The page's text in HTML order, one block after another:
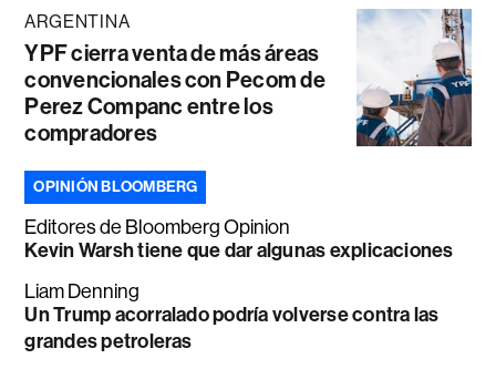
ARGENTINA
YPF cierra venta de más áreas
convencionales con Pecom de
Perez Companc entre los
compradores
OPINIÓN BLOOMBERG
Editores de Bloomberg Opinion
Kevin Warsh tiene que dar algunas explicaciones
Liam Denning
Un Trump acorralado podría volverse contra las
grandes petroleras